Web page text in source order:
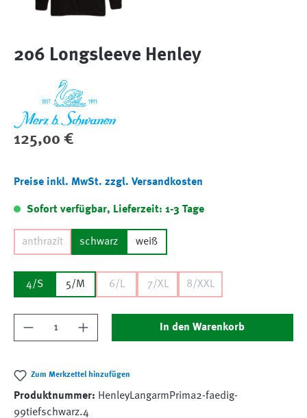
206 Longsleeve Henley
Regulärer Preis:
125,00 €
Preise inkl. MwSt. zzgl. Versandkosten
Sofort verfügbar, Lieferzeit: 1-3 Tage
anthrazit schwarz weiß
4/S 5/M 6/L 7/XL 8/XXL
Produkt Anzahl: Gib den gewünschten Wert
In den Warenkorb
Zum Merkzettel hinzufügen
Produktnummer: HenleyLangarmPrima2-faedig-
99tiefschwarz.4